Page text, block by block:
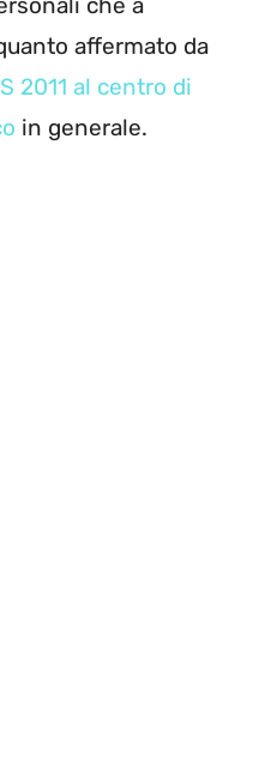
affermato da
2011 al centro di
in generale.